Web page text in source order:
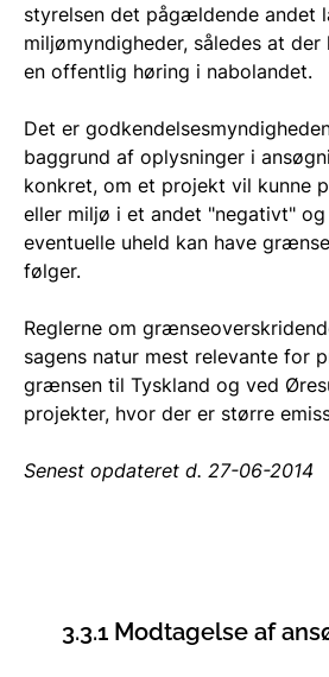
styrelsen det pågældende andet
miljømyndigheder, således at der
en offentlig høring i nabolandet.
Det er
baggrund af oplysninger i
konkret, om et projekt vil kunne
eller miljø i et andet "negativt"
eventuelle uheld kan have
følger.
Reglerne om
sagens natur mest relevante for
grænsen til Tyskland og ved
projekter, hvor der er større
Senest opdateret d. 27-06-2014
3.3.1 Modtagelse af